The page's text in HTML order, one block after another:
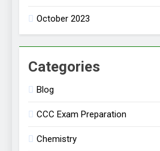
October 2023
Categories
Blog
CCC Exam Preparation
Chemistry